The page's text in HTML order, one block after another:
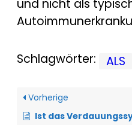
und nicht als
Schlagwörter: ALS
Vorherige
Ist das